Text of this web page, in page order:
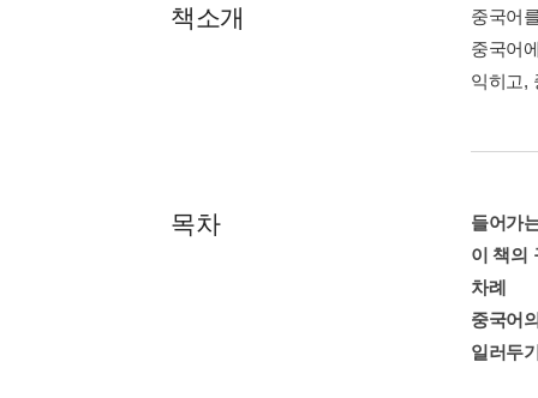
책소개
중국어
중국어
익히고,
목차
들어가
이 책의
차례
중국어
일러두